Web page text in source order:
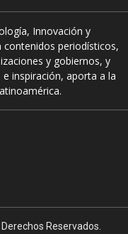
Innovación y
contenidos periodísticos,
y gobiernos, y
inspiración, aporta a la
Reservados.